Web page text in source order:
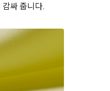
싸 줍니다.